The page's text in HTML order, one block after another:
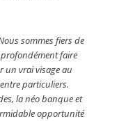
sommes fiers de
faire
un vrai visage au
particuliers.
la néo banque et
opportunité